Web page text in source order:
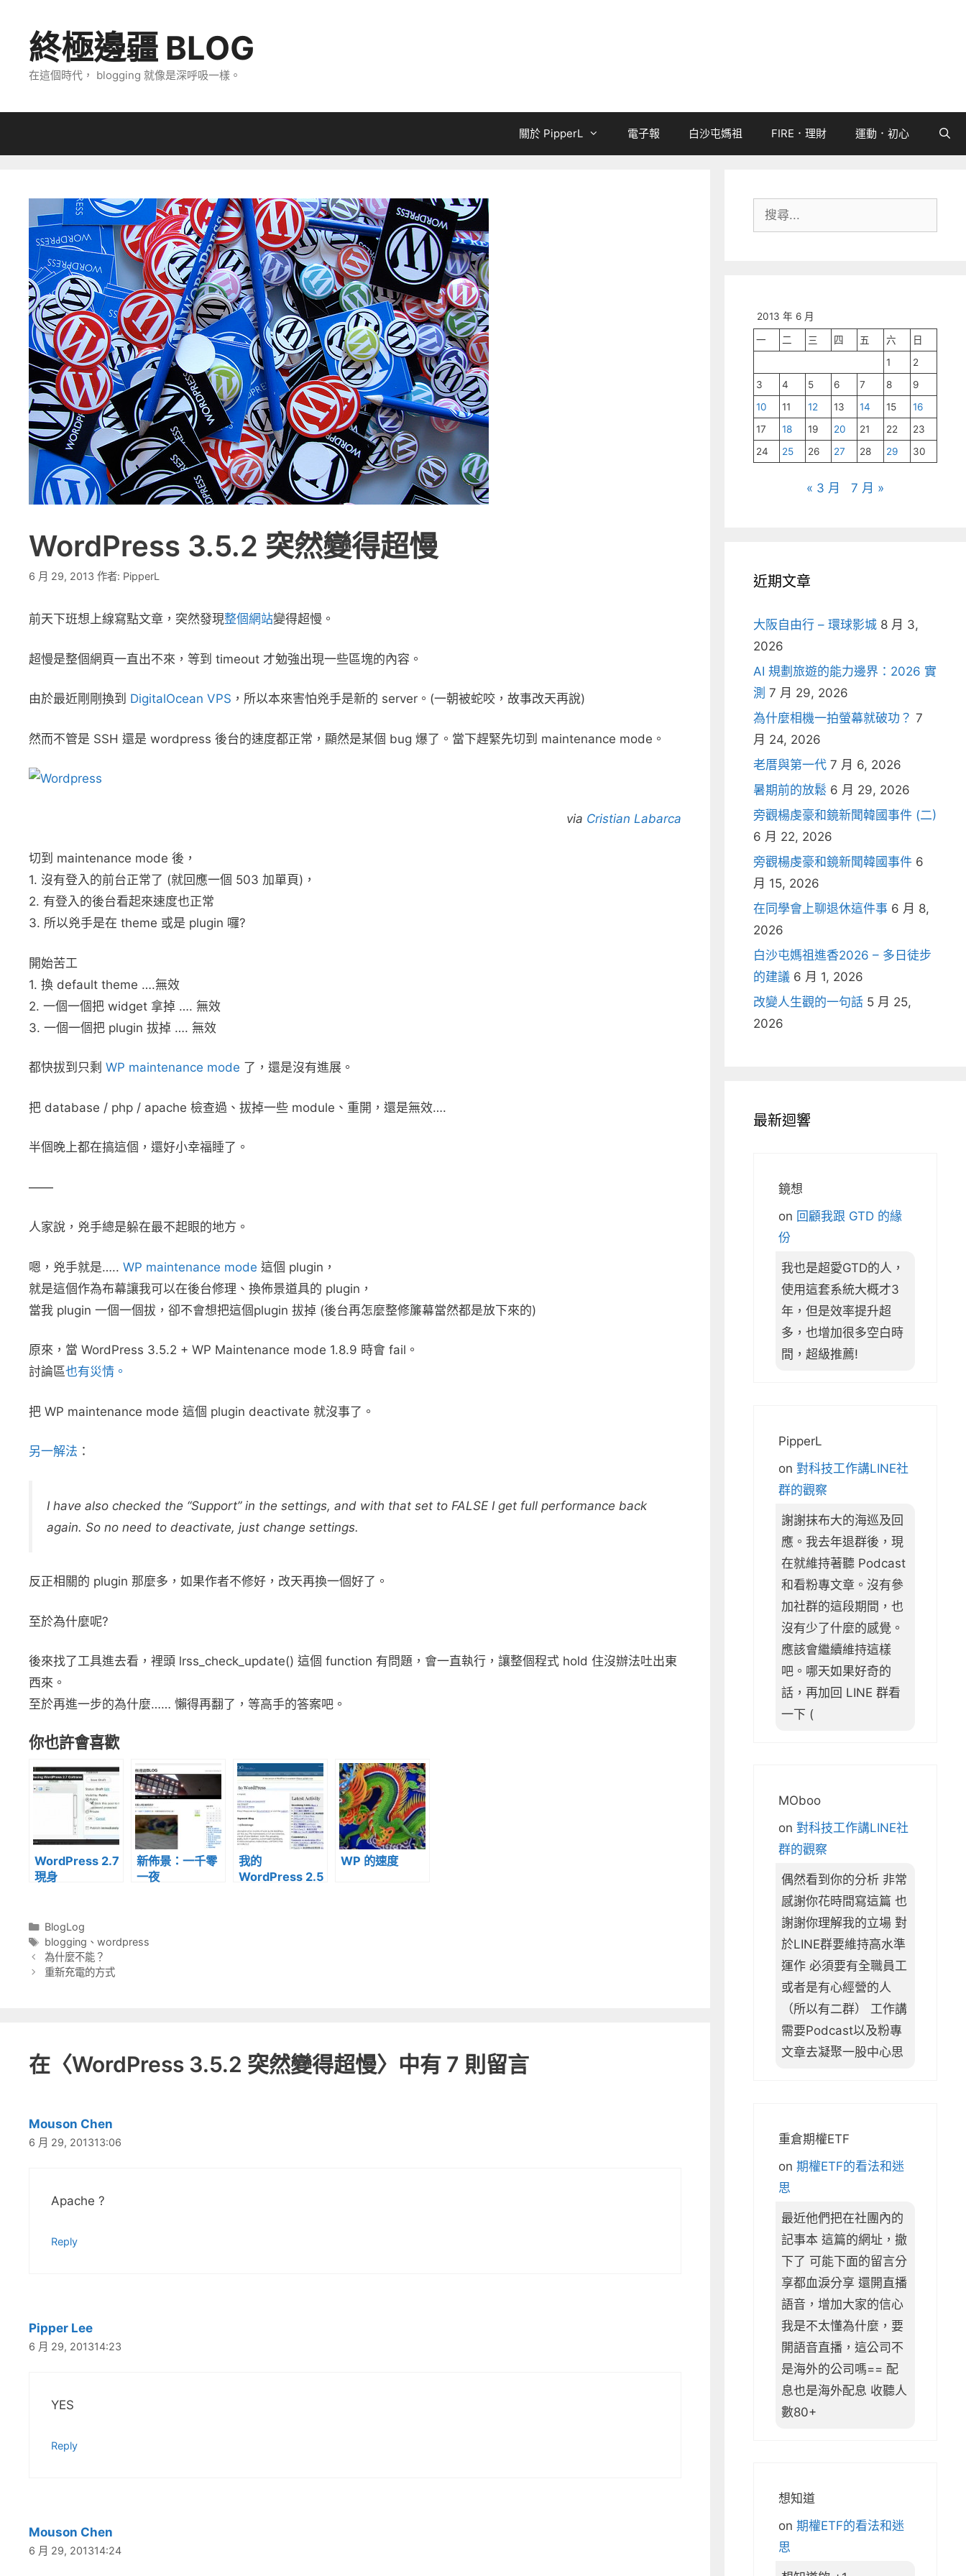
終極邊疆 BLOG
在這個時代， blogging 就像是深呼吸一樣。
關於 PipperL 電子報 白沙屯媽祖 FIRE．理財 運動．初心
WordPress 3.5.2 突然變得超慢
6 月 29, 2013 作者: PipperL
前天下班想上線寫點文章，突然發現整個網站變得超慢。
超慢是整個網頁一直出不來，等到 timeout 才勉強出現一些區塊的內容。
由於最近剛剛換到 DigitalOcean VPS ，所以本來害怕兇手是新的 server。(一朝被蛇咬，故事改天再說)
然而不管是 SSH 還是 wordpress 後台的速度都正常，顯然是某個 bug 爆了。當下趕緊先切到 maintenance mode。
via Cristian Labarca
切到 maintenance mode 後，
1. 沒有登入的前台正常了 (就回應一個 503 加單頁)，
2. 有登入的後台看起來速度也正常
3. 所以兇手是在 theme 或是 plugin 囉?
開始苦工
1. 換 default theme ….無效
2. 一個一個把 widget 拿掉 …. 無效
3. 一個一個把 plugin 拔掉 …. 無效
都快拔到只剩 WP maintenance mode 了，還是沒有進展。
把 database / php / apache 檢查過、拔掉一些 module、重開，還是無效….
半個晚上都在搞這個，還好小幸福睡了。
——
人家說，兇手總是躲在最不起眼的地方。
嗯，兇手就是….. WP maintenance mode 這個 plugin，
就是這個作為布幕讓我可以在後台修理、換佈景道具的 plugin，
當我 plugin 一個一個拔，卻不會想把這個plugin 拔掉 (後台再怎麼整修簾幕當然都是放下來的)
原來，當 WordPress 3.5.2 + WP Maintenance mode 1.8.9 時會 fail。
討論區也有災情。
把 WP maintenance mode 這個 plugin deactivate 就沒事了。
另一解法 ：
I have also checked the “Support” in the settings, and with that set to FALSE I get full performance back
again. So no need to deactivate, just change settings.
反正相關的 plugin 那麼多，如果作者不修好，改天再換一個好了。
至於為什麼呢?
後來找了工具進去看，裡頭 lrss_check_update() 這個 function 有問題，會一直執行，讓整個程式 hold 住沒辦法吐出東
西來。
至於再進一步的為什麼…… 懶得再翻了，等高手的答案吧。
你也許會喜歡
WordPress 2.7
現身
新佈景：一千零
一夜
我的
WordPress 2.5
WP 的速度
分
類
BlogLog
標
籤
blogging 、 wordpress
為什麼不能？
重新充電的方式
在〈WordPress 3.5.2 突然變得超慢〉中有 7 則留言
Mouson Chen
6 月 29, 201313:06
Apache ?
Reply
Pipper Lee
6 月 29, 201314:23
YES
Reply
Mouson Chen
6 月 29, 201314:24
尋:
2013 年 6 月
一 二 三 四 五 六
日
1
2
3
4 5 6 7 8
9
10
11 12 13 14 15
16
17
18 19 20 21 22
23
24
25 26 27 28 29 30
« 3 月 7 月 »
近期文章
大阪自由行 – 環球影城 8 月 3,
2026
AI 規劃旅遊的能力邊界：2026 實
測 7 月 29, 2026
為什麼相機一拍螢幕就破功？ 7
月 24, 2026
老厝與第一代 7 月 6, 2026
暑期前的放鬆 6 月 29, 2026
旁觀楊虔豪和鏡新聞韓國事件 (二)
6 月 22, 2026
旁觀楊虔豪和鏡新聞韓國事件 6
月 15, 2026
在同學會上聊退休這件事 6 月 8,
2026
白沙屯媽祖進香2026 – 多日徒步
的建議 6 月 1, 2026
改變人生觀的一句話 5 月 25,
2026
最新迴響
鏡想
on 回顧我跟 GTD 的緣
份
我也是超愛GTD的人，
使用這套系統大概才3
年，但是效率提升超
多，也增加很多空白時
間，超級推薦!
PipperL
on 對科技工作講LINE社
群的觀察
謝謝抹布大的海巡及回
應。我去年退群後，現
在就維持著聽 Podcast
和看粉專文章。沒有參
加社群的這段期間，也
沒有少了什麼的感覺。
應該會繼續維持這樣
吧。哪天如果好奇的
話，再加回 LINE 群看
一下 (
MOboo
on 對科技工作講LINE社
群的觀察
偶然看到你的分析 非常
感謝你花時間寫這篇 也
謝謝你理解我的立場 對
於LINE群要維持高水準
運作 必須要有全職員工
或者是有心經營的人
（所以有二群） 工作講
需要Podcast以及粉專
文章去凝聚一股中心思
重倉期權ETF
on 期權ETF的看法和迷
思
最近他們把在社團內的
記事本 這篇的網址，撤
下了 可能下面的留言分
享都血淚分享 還開直播
語音，增加大家的信心
我是不太懂為什麼，要
開語音直播，這公司不
是海外的公司嗎== 配
息也是海外配息 收聽人
數80+
想知道
on 期權ETF的看法和迷
思